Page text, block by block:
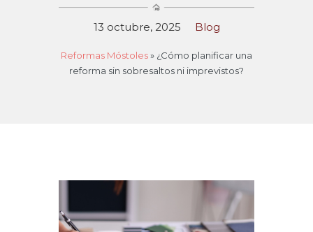
13 octubre, 2025 Blog
Reformas Móstoles» ¿Cómo planificar una
reforma sin sobresaltos ni imprevistos?